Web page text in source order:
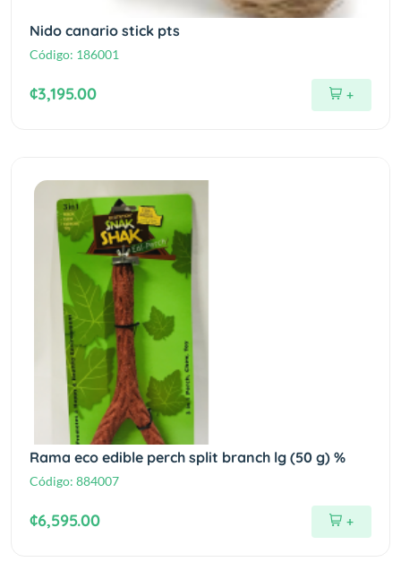
Nido canario stick pts
Código: 186001
¢3,195.00 +
Rama eco edible perch split branch lg (50 g) %
Código: 884007
¢6,595.00 +